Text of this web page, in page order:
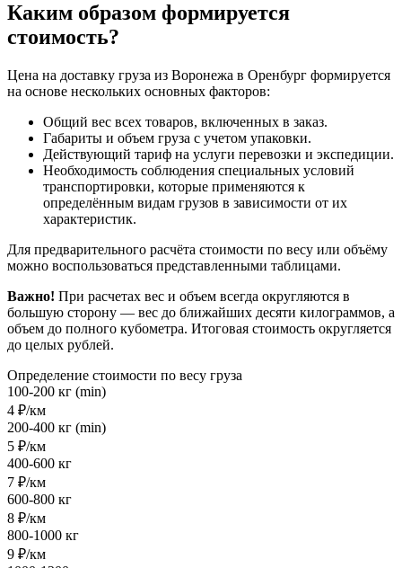
Каким образом формируется
стоимость?
Цена на доставку груза из Воронежа в Оренбург формируется
на основе нескольких основных факторов:
Общий вес всех товаров, включенных в заказ.
Габариты и объем груза с учетом упаковки.
Действующий тариф на услуги перевозки и экспедиции.
Необходимость соблюдения специальных условий
транспортировки, которые применяются к
определённым видам грузов в зависимости от их
характеристик.
Для предварительного расчёта стоимости по весу или объёму
можно воспользоваться представленными таблицами.
Важно! При расчетах вес и объем всегда округляются в
большую сторону — вес до ближайших десяти килограммов, а
объем до полного кубометра. Итоговая стоимость округляется
до целых рублей.
Определение стоимости по весу груза
100-200 кг (min)
4 ₽/км
200-400 кг (min)
5 ₽/км
400-600 кг
7 ₽/км
600-800 кг
8 ₽/км
800-1000 кг
9 ₽/км